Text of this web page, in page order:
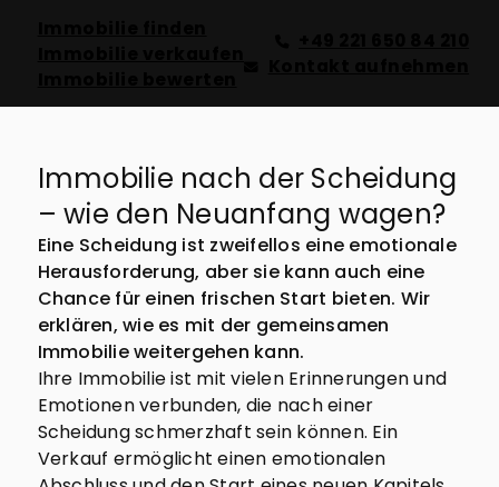
Immobilie nach der Scheidung
– wie den Neuanfang wagen?
Eine Scheidung ist zweifellos eine emotionale
Herausforderung, aber sie kann auch eine
Chance für einen frischen Start bieten. Wir
erklären, wie es mit der gemeinsamen
Immobilie weitergehen kann.
Ihre Immobilie ist mit vielen Erinnerungen und
Emotionen verbunden, die nach einer
Scheidung schmerzhaft sein können. Ein
Verkauf ermöglicht einen emotionalen